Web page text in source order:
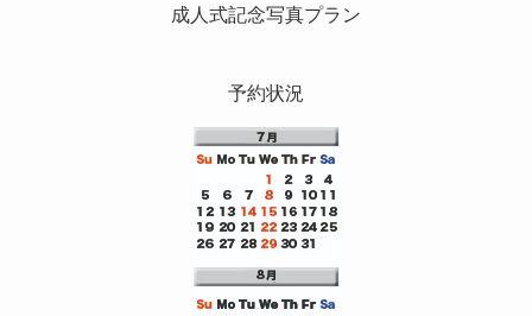
成人式記念写真プラン
予約状況